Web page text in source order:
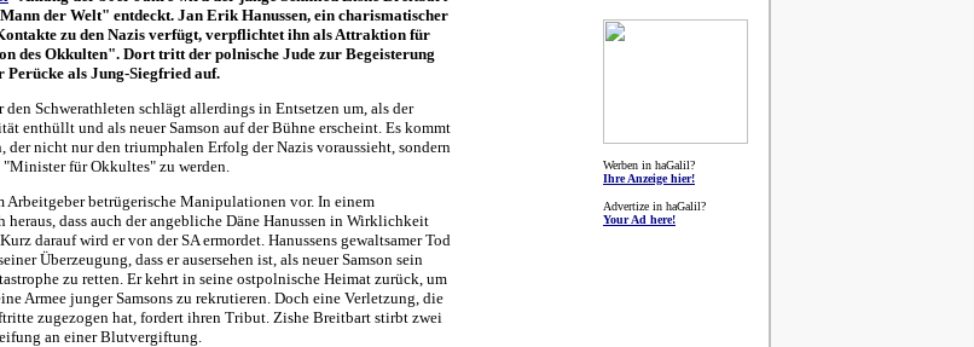
der Welt" entdeckt. Jan Erik Hanussen, ein charismatischer
zu den Nazis verfügt, verpflichtet ihn als Attraktion für
des Okkulten". Dort tritt der polnische Jude zur Begeisterung
Perücke als Jung-Siegfried auf.
den Schwerathleten schlägt allerdings in Entsetzen um, als der
enthüllt und als neuer Samson auf der Bühne erscheint. Es kommt
der nicht nur den triumphalen Erfolg der Nazis voraussieht, sondern
für Okkultes" zu werden.
Arbeitgeber betrügerische Manipulationen vor. In einem
heraus, dass auch der angebliche Däne Hanussen in Wirklichkeit
darauf wird er von der SA ermordet. Hanussens gewaltsamer Tod
Überzeugung, dass er ausersehen ist, als neuer Samson sein
zu retten. Er kehrt in seine ostpolnische Heimat zurück, um
Armee junger Samsons zu rekrutieren. Doch eine Verletzung, die
zugezogen hat, fordert ihren Tribut. Zishe Breitbart stirbt zwei
an einer Blutvergiftung.
Werben in haGalil?
Ihre Anzeige hier!
Advertize in haGalil?
Your Ad here!